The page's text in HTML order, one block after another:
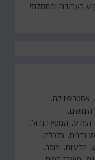
בעבודה והתחלתי
אסטרופיזיקה
הומואים
המדע המפץ הגדול
כלכלה
מדעיזם
מוסר